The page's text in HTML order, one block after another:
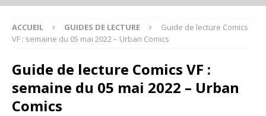
ACCUEIL GUIDES DE LECTURE
Guide de lecture Comics
VF : semaine du 05 mai 2022 – Urban Comics
Guide de lecture Comics VF :
semaine du 05 mai 2022 – Urban
Comics